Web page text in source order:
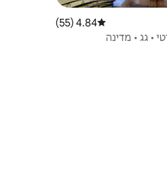
דירוג ממוצע של 4.84 מתוך 5, 55 ביקורות
4.84 (55)